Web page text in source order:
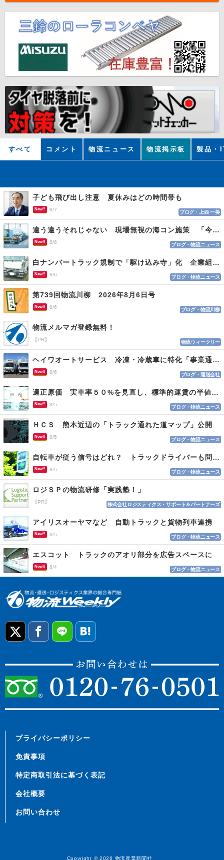
すべて コメント 物流ニュース 物流掲示板 製品・
子ども飛び出し注意 夏休みはどの時間帯も
New!! 8/7 ブログ・上西 一美
違う違うそれじゃない 現場無視の海コン施策 「今でも平均２～３時間は待つ」
New!! 8/6 ブログ・物流ニュース
白ナンバートラック規制で「駆け込み寺」化 企業組合が入会基準を見直しへ
New!! 8/6 ブログ・物流ニュース
第739回物流川柳 2026年8月6日号
New!! 8/6 ブログ・物流川柳
物流メルマガ登録無料！
【PR】 物流ウィークリー
ヘイワオートサービス 冷凍・冷蔵車に特化「事業通じ貢献目指す」
New!! 8/6 ブログ・運送会社
適正原価 実車率５０%を見直し、標準的運賃の半値の恐れも
New!! 8/5 ブログ・物流ニュース
ＨＣＳ 熊本近辺の「トラック通れた道マップ」公開
New!! 8/5 ブログ・物流ニュース
自転車が従う信号はどれ？ トラックドライバーも問われる認識
New!! 8/5 ブログ・物流ニュース
ロジＳＰの物流研修「実践塾！」
【PR】 株式会社ロジスティクス・サポート＆パートナーズ
アイリスオーヤマなど 自動トラックと貨物列車連携
New!! 8/5 ブログ・物流ニュース
エスコット トラックのアオリ部分を広告スペースに
New!! 8/4 ブログ・物流ニュース
プライバシーポリシー
免責事項
特定商取引法に基づく表記
会社概要
お問い合わせ
Copyright © 2026 物流産業新聞社